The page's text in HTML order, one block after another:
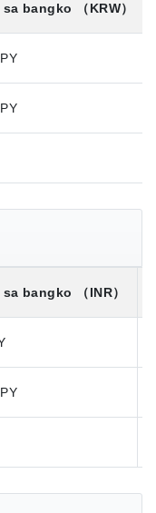
sa bangko （KRW）
sa bangko （INR）